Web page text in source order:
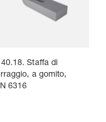
Staffa di
a gomito,
6316